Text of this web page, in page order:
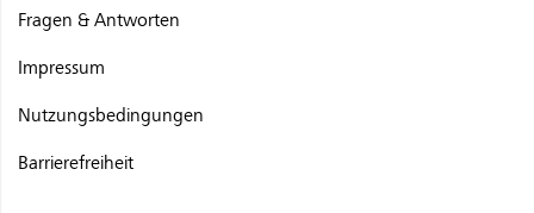
Fragen & Antworten
Impressum
Nutzungsbedingungen
Barrierefreiheit